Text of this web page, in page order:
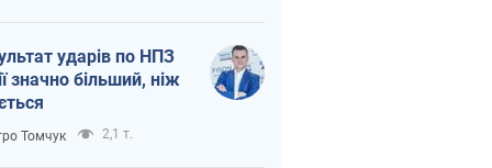
ударів по НПЗ
значно більший, ніж
Томчук 2,1 т.